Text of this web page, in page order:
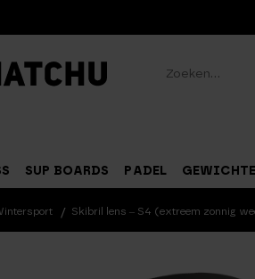
SUP BOARDS PADEL
Skibril lens – S4 (extreem zonnig